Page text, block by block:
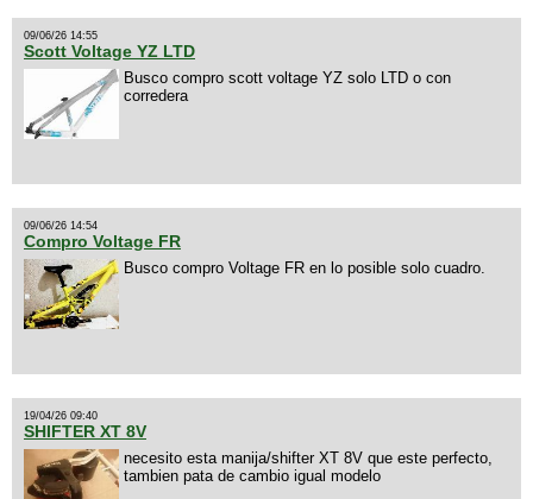
09/06/26 14:55
Scott Voltage YZ LTD
Busco compro scott voltage YZ solo LTD o con
corredera
09/06/26 14:54
Compro Voltage FR
Busco compro Voltage FR en lo posible solo cuadro.
19/04/26 09:40
SHIFTER XT 8V
necesito esta manija/shifter XT 8V que este perfecto,
tambien pata de cambio igual modelo